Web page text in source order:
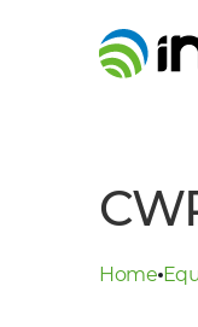
Home